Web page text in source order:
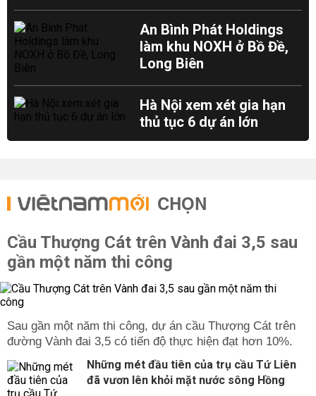
An Bình Phát Holdings
làm khu NOXH ở Bồ Đề,
Long Biên
Hà Nội xem xét gia hạn
thủ tục 6 dự án lớn
CHỌN
Cầu Thượng Cát trên Vành đai 3,5 sau
gần một năm thi công
Sau gần một năm thi công, dự án cầu Thượng Cát trên
đường Vành đai 3,5 có tiến độ thực hiện đạt hơn 10%.
Những mét đầu tiên của trụ cầu Tứ Liên
đã vươn lên khỏi mặt nước sông Hồng